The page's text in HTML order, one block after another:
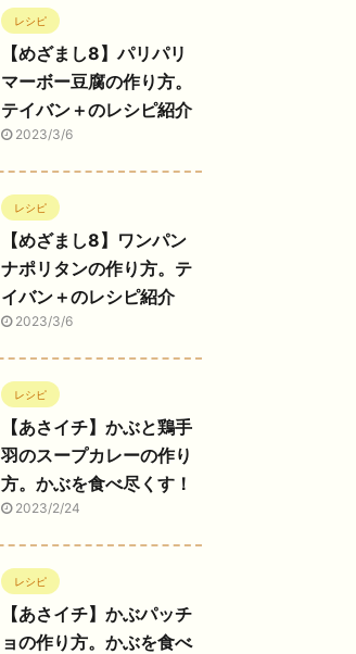
レシピ
【めざまし8】パリパリ
マーボー豆腐の作り方。
テイバン＋のレシピ紹介
2023/3/6
レシピ
【めざまし8】ワンパン
ナポリタンの作り方。テ
イバン＋のレシピ紹介
2023/3/6
レシピ
【あさイチ】かぶと鶏手
羽のスープカレーの作り
方。かぶを食べ尽くす！
2023/2/24
レシピ
【あさイチ】かぶパッチ
ョの作り方。かぶを食べ